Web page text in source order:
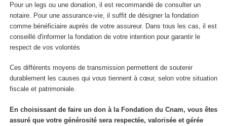
Pour un legs ou une donation, il est recommandé de consulter un
notaire. Pour une assurance-vie, il suffit de désigner la fondation
comme bénéficiaire auprès de votre assureur. Dans tous les cas, il est
conseillé d'informer la fondation de votre intention pour garantir le
respect de vos volontés
Ces différents moyens de transmission permettent de soutenir
durablement les causes qui vous tiennent à cœur, selon votre situation
fiscale et patrimoniale.
En choisissant de faire un don à la Fondation du Cnam, vous êtes
assuré que votre générosité sera respectée, valorisée et gérée